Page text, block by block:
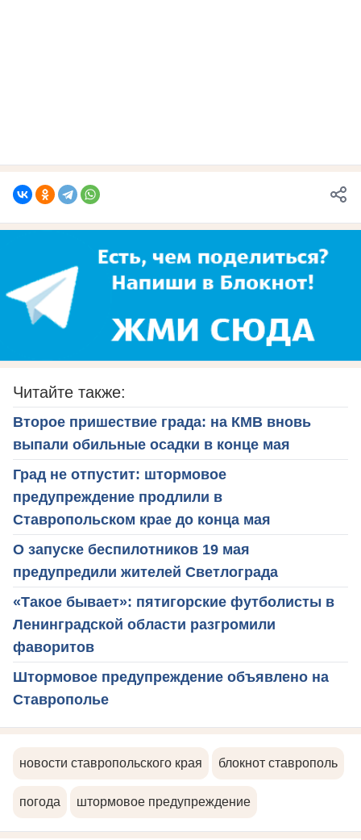
Читайте также:
Второе пришествие града: на КМВ вновь
выпали обильные осадки в конце мая
Град не отпустит: штормовое
предупреждение продлили в
Ставропольском крае до конца мая
О запуске беспилотников 19 мая
предупредили жителей Светлограда
«Такое бывает»: пятигорские футболисты в
Ленинградской области разгромили
фаворитов
Штормовое предупреждение объявлено на
Ставрополье
новости ставропольского края блокнот ставрополь
погода штормовое предупреждение